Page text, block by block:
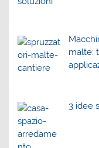
malte:
3 idee